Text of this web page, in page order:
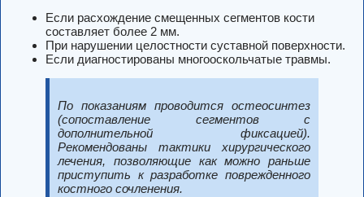
Если расхождение смещенных сегментов кости
составляет более 2 мм.
При нарушении целостности суставной поверхности.
Если диагностированы многооскольчатые травмы.
По показаниям проводится остеосинтез
(сопоставление сегментов с
дополнительной фиксацией).
Рекомендованы тактики хирургического
лечения, позволяющие как можно раньше
приступить к разработке поврежденного
костного сочленения.